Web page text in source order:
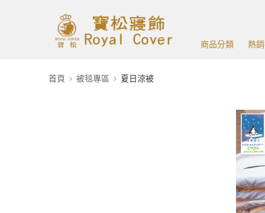
商品分類 熱
首頁 被毯專區 夏日涼被